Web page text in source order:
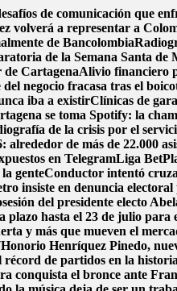
de comunicación que
volverá a representar a
de Bancolombia
de la Semana Santa
CartagenaAlivio financiero
negocio fracasa tras el
iba a existirClínicas de
se toma Spotify: la
de la crisis por el
alrededor de más de 22.000
en TelegramLiga
genteConductor intentó
insiste en denuncia
del presidente electo
plazo hasta el 23 de julio
y más que mueven el
Honorio Henríquez Pinedo,
récord de partidos en la
conquista el bronce ante